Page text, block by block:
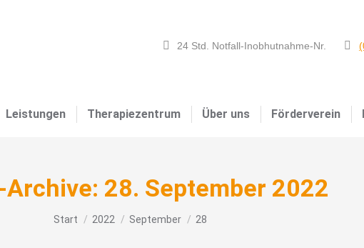
24 Std. Notfall-Inobhutnahme-Nr.
Leistungen Therapiezentrum Über uns Förderverein
Archive: 28. September 2022
Sie befinden sich hier:
Start 2022 September 28